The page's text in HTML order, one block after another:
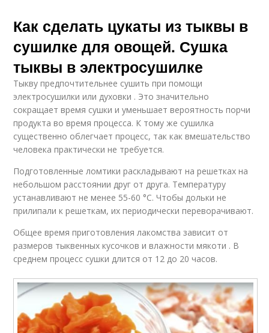
Как сделать цукаты из тыквы в
сушилке для овощей. Сушка
тыквы в электросушилке
Тыкву предпочтительнее сушить при помощи
электросушилки или духовки . Это значительно
сокращает время сушки и уменьшает вероятность порчи
продукта во время процесса. К тому же сушилка
существенно облегчает процесс, так как вмешательство
человека практически не требуется.
Подготовленные ломтики раскладывают на решетках на
небольшом расстоянии друг от друга. Температуру
устанавливают не менее 55-60 °С. Чтобы дольки не
прилипали к решеткам, их периодически переворачивают.
Общее время приготовления лакомства зависит от
размеров тыквенных кусочков и влажности мякоти . В
среднем процесс сушки длится от 12 до 20 часов.